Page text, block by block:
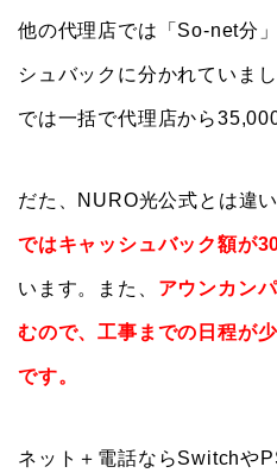
他の代理店では「So-net分
シュバックに分かれていま
では一括で代理店から
だた、NURO光公式とは違い
ではキャッシュバック額が
います。また、 アウンカン
むので、工事までの日程が
です。
ネット＋電話ならSwitchや